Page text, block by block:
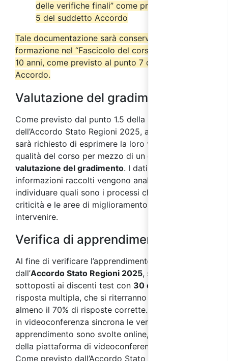
delle verifiche finali” come previsto dal punto
5 del suddetto Accordo
Tale documentazione sarà conservata dall’ente di
formazione nel “Fascicolo del corso” per almeno
10 anni, come previsto al punto 7 del suddetto
Accordo.
Valutazione del gradimento
Come previsto dal punto 1.5 della parte IV
dell’Accordo Stato Regioni 2025, ai partecipanti
sarà richiesto di esprimere la loro valutazione sulla
qualità del corso per mezzo di un questionario di
valutazione del gradimento. I dati e le
informazioni raccolti vengono analizzati al fine di
individuare quali sono i processi che presentano
criticità e le aree di miglioramento su cui
intervenire.
Verifica di apprendimento
Al fine di verificare l’apprendimento, come previsto
dall’Accordo Stato Regioni 2025, saranno
sottoposti ai discenti test con 30 domande
risposta multipla, che si riterranno superati con
almeno il 70% di risposte corrette. Nei corsi svolti
in videoconferenza sincrona le verifiche di
apprendimento sono svolte online, per mezzo
della piattaforma di videoconferenza sincrona.
Come previsto dall’Accordo Stato Regioni 2025, i